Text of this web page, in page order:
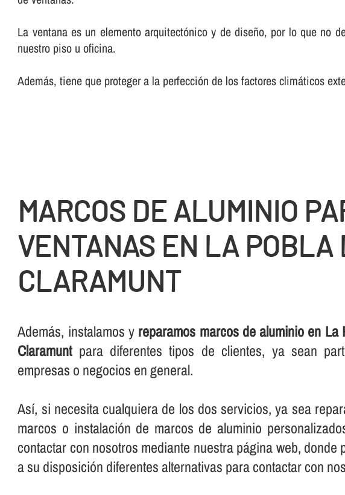
La ventana es un elemento arquitectónico y de diseño, por lo que no
nuestro piso u oficina.
Además, tiene que proteger a la perfección de los factores climáticos
MARCOS DE ALUMINIO
VENTANAS EN LA POBLA
CLARAMUNT
Además, instalamos y reparamos marcos de aluminio en La
Claramuntpara diferentes tipos de clientes, ya sean
empresas o negocios en general.
Así­, si necesita cualquiera de los dos servicios, ya sea
marcos o instalación de marcos de aluminio
contactar con nosotros mediante nuestra página web, donde
a su disposición diferentes alternativas para contactar con